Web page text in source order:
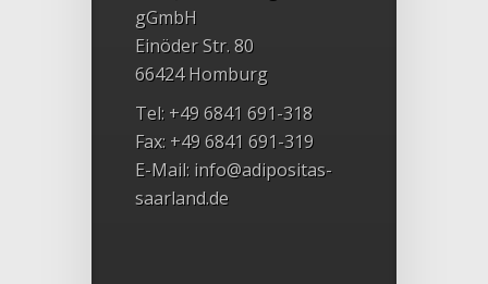
gGmbH
Einöder Str. 80
66424 Homburg
Tel: +49 6841 691-318
Fax: +49 6841 691-319
E-Mail: info@adipositas-
saarland.de